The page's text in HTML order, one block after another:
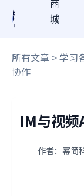
商
城
所有文章 >学习
协作
IM与视
作者：幂简